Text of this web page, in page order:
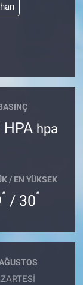
HPA hpa
/ EN YÜKSEK
° / 30°